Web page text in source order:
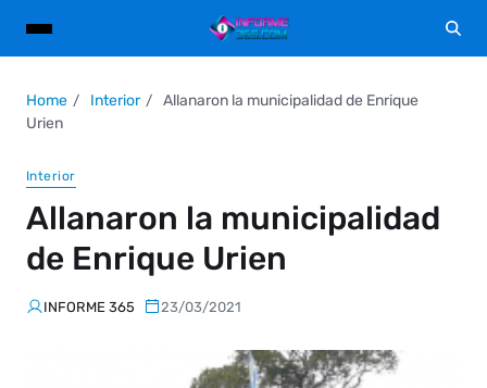
Home Interior
Allanaron la municipalidad de Enrique
Urien
Interior
Allanaron la municipalidad
de Enrique Urien
INFORME 365 23/03/2021